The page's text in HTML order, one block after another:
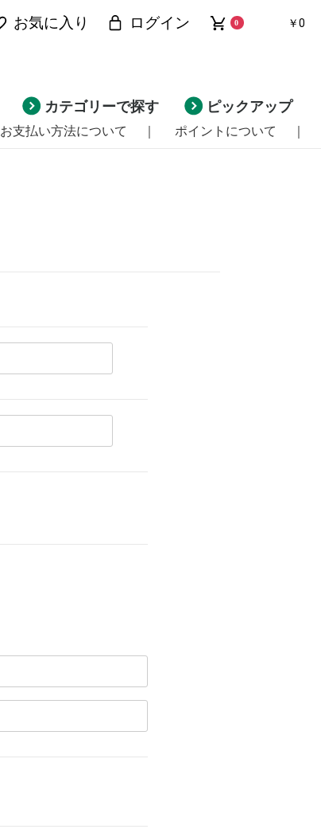
お気に入り ログイン 0 ￥0
カテゴリーで探す ピックアップ
お支払い方法について ｜ ポイントについて ｜